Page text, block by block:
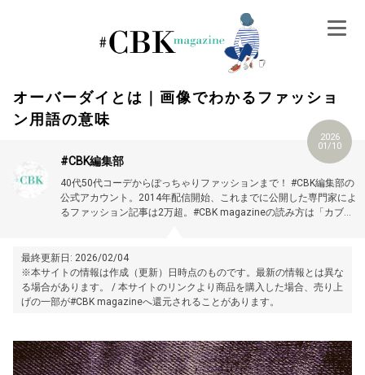
オーバーダイとは｜画像でわかるファッショ
ン用語の意味
2026
01/10
#CBK編集部
40代50代コーデからぽっちゃりファッションまで！ #CBK編集部の
公式アカウント。2014年配信開始、これまでに公開した専門家によ
るファッション記事は2万超。#CBK magazineの読み方は「カブキ
最終更新日: 2026/02/04
※本サイトの情報は作成（更新）日時点のものです。最新の情報とは異な
る場合があります。 / 本サイトのリンクより商品を購入した場合、売り上
げの一部が#CBK magazineへ還元されることがあります。